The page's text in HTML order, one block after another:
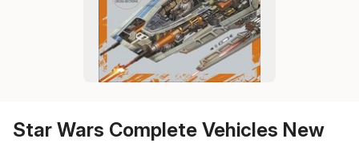
Star Wars Complete Vehicles New